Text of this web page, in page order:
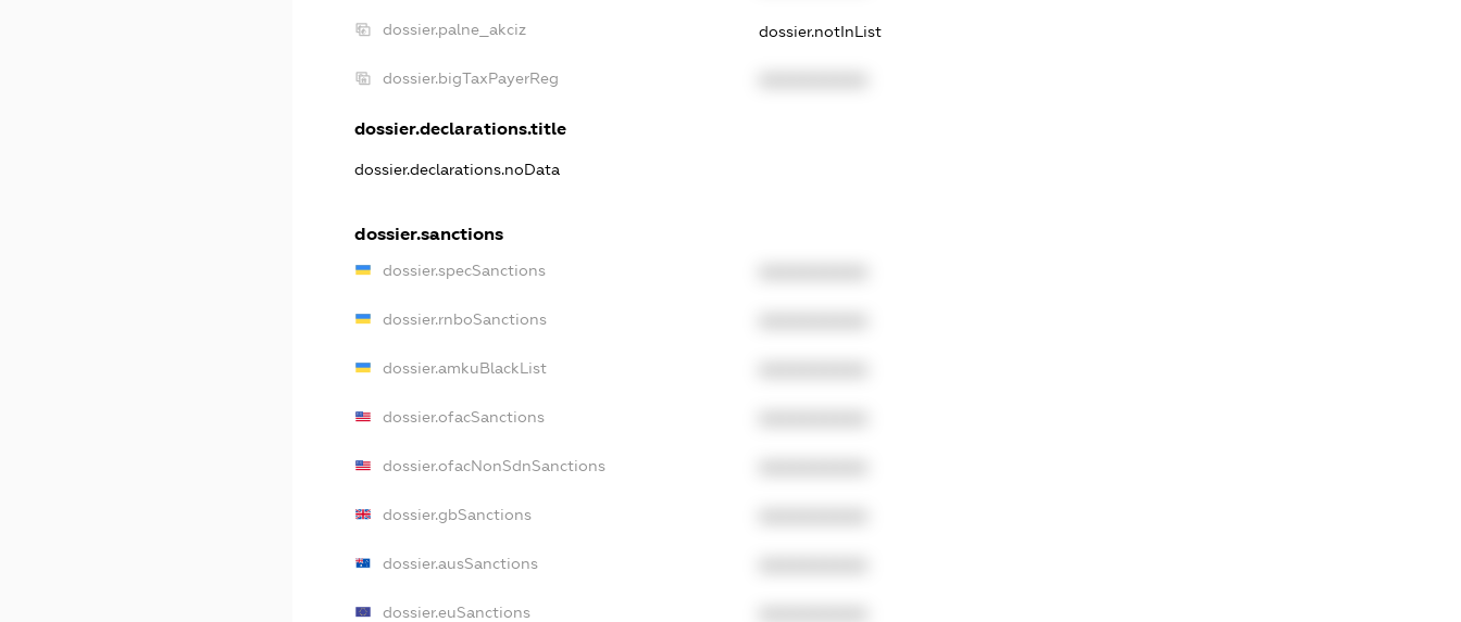
dossier.palne_akciz dossier.notInList
dossier.bigTaxPayerReg
dossier.declarations.title
dossier.declarations.noData
dossier.sanctions
dossier.specSanctions
dossier.rnboSanctions
dossier.amkuBlackList
dossier.ofacSanctions
dossier.ofacNonSdnSanctions
dossier.gbSanctions
dossier.ausSanctions
dossier.euSanctions